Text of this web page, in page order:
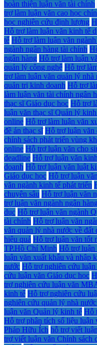
hoàn thiện luận văn tài chính
trợ làm luận văn cao học
học nghiên cứu định lượng
Hỗ trợ làm luận văn kinh tế
tế Hỗ trợ làm luận văn
ngành ngân hàng tài chính
ngân hàng Hỗ trợ làm luận
quản lý công nghệ Hỗ trợ
trợ làm luận văn quản lý nhà
quản trị kinh doanh Hỗ trợ
làm luận văn tài chính ngân
thạc sĩ Giáo dục học Hỗ trợ
luận văn thạc sĩ Quản lý
online Hỗ trợ làm luận văn
đề án thạc sĩ Hỗ trợ luận văn
chính sách phát triển vùng
online Hỗ trợ luận văn cho
deadline Hỗ trợ luận văn
doanh Hỗ trợ luận văn luật
Giáo dục học Hỗ trợ luận
văn ngành kinh tế phát triển
chuyên sâu Hỗ trợ luận văn
trợ luận văn ngành ngân
dục Hỗ trợ luận văn ngành
tài chính Hỗ trợ luận văn
văn quản lý nhà nước về đất
hiệu quả Hỗ trợ luận văn tốt
TP.Hồ Chí Minh Hỗ trợ luận
luận văn xuất khẩu và nhập
nước Hỗ trợ nghiên cứu
cứu luận văn Giáo dục học
trợ nghiên cứu luận văn
kinh tế Hỗ trợ nghiên cứu
nghiên cứu quản lý nhà
luận văn Quản lý kinh tế Hỗ
Hỗ trợ phân tích số liệu luận
Pháp Hữu Ích hỗ trợ viết
trợ viết luận văn Chính sách